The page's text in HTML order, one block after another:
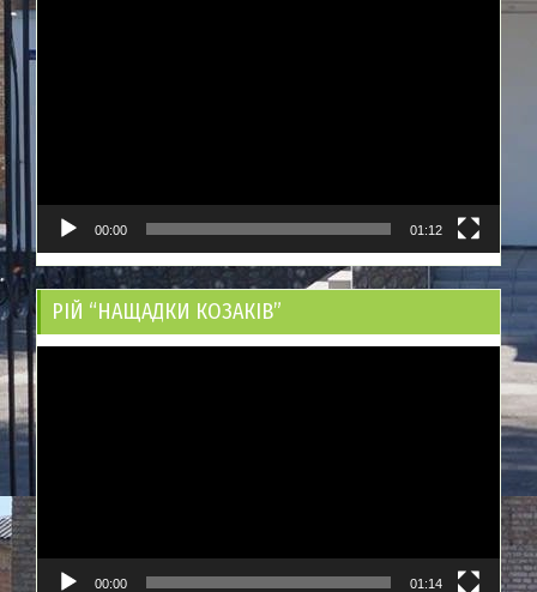
00:00 01:12
РІЙ “НАЩАДКИ КОЗАКІВ”
00:00 01:14